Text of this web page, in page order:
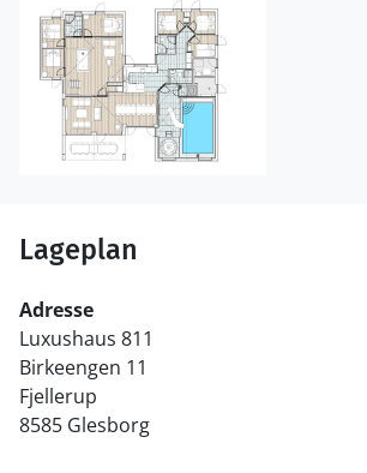
Lageplan
Adresse
Luxushaus 811
Birkeengen 11
Fjellerup
8585 Glesborg